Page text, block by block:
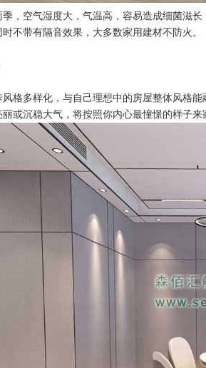
，空气湿度大，气温高，容易造成细菌滋
不带有隔音效果，大多数家用建材不防火。
格多样化，与自己理想中的房屋整体风格
或沉稳大气，将按照你内心最憧憬的样子来